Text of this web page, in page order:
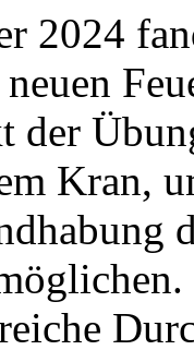
2024
der
Kran,